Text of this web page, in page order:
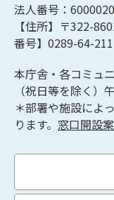
法人番号：
【住所】〒322-
番号】0289-64-
本庁舎・各コミュ
（祝日等を除く）
＊部署や施設によ
ります。 窓口開設